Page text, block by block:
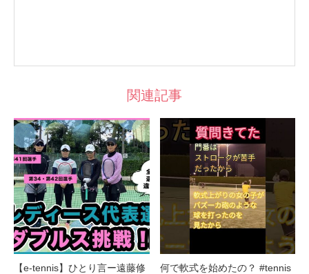
関連記事
【e-tennis】ひとり言ー遠藤修
何で軟式を始めたの？ #tennis